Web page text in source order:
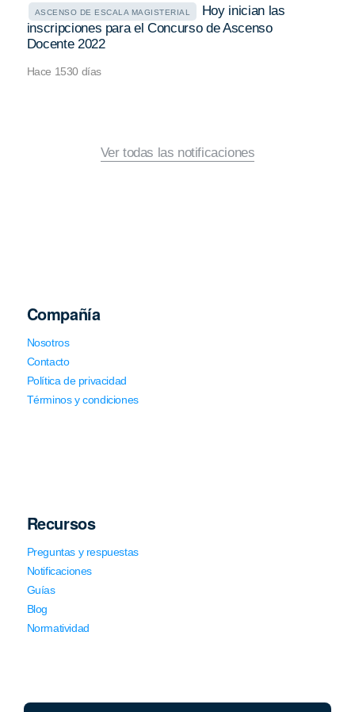
ASCENSO DE ESCALA MAGISTERIAL
Hoy inician las
inscripciones para el Concurso de Ascenso
Docente 2022
Hace 1530 días
Ver todas las notificaciones
Compañía
Nosotros
Contacto
Política de privacidad
Términos y condiciones
Recursos
Preguntas y respuestas
Notificaciones
Guías
Blog
Normatividad